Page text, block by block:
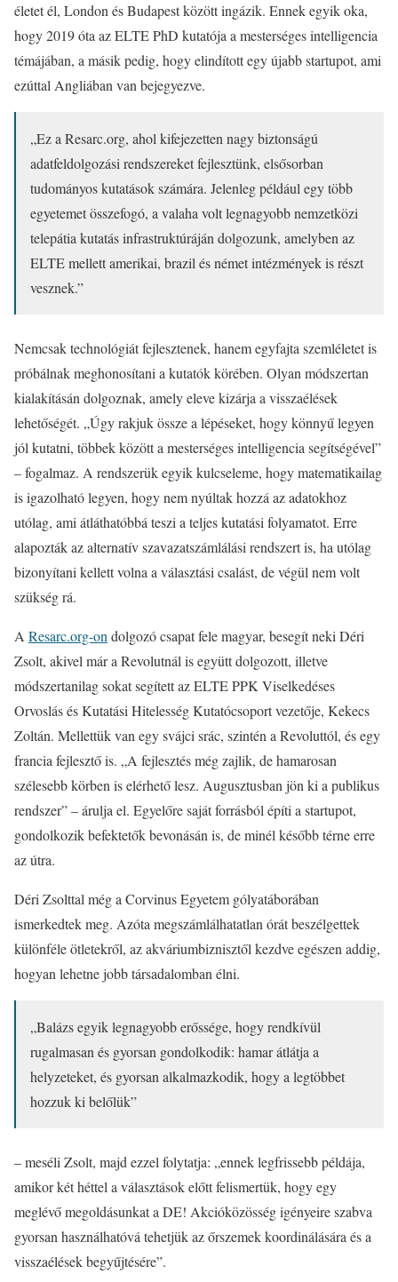
életet él, London és Budapest között ingázik. Ennek egyik oka,
hogy 2019 óta az ELTE PhD kutatója a mesterséges intelligencia
témájában, a másik pedig, hogy elindított egy újabb startupot, ami
ezúttal Angliában van bejegyezve.
„Ez a Resarc.org, ahol kifejezetten nagy biztonságú
adatfeldolgozási rendszereket fejlesztünk, elsősorban
tudományos kutatások számára. Jelenleg például egy több
egyetemet összefogó, a valaha volt legnagyobb nemzetközi
telepátia kutatás infrastruktúráján dolgozunk, amelyben az
ELTE mellett amerikai, brazil és német intézmények is részt
vesznek.”
Nemcsak technológiát fejlesztenek, hanem egyfajta szemléletet is
próbálnak meghonosítani a kutatók körében. Olyan módszertan
kialakításán dolgoznak, amely eleve kizárja a visszaélések
lehetőségét. „Úgy rakjuk össze a lépéseket, hogy könnyű legyen
jól kutatni, többek között a mesterséges intelligencia segítségével”
– fogalmaz. A rendszerük egyik kulcseleme, hogy matematikailag
is igazolható legyen, hogy nem nyúltak hozzá az adatokhoz
utólag, ami átláthatóbbá teszi a teljes kutatási folyamatot. Erre
alapozták az alternatív szavazatszámlálási rendszert is, ha utólag
bizonyítani kellett volna a választási csalást, de végül nem volt
szükség rá.
A Resarc.org-on dolgozó csapat fele magyar, besegít neki Déri
Zsolt, akivel már a Revolutnál is együtt dolgozott, illetve
módszertanilag sokat segített az ELTE PPK Viselkedéses
Orvoslás és Kutatási Hitelesség Kutatócsoport vezetője, Kekecs
Zoltán. Mellettük van egy svájci srác, szintén a Revoluttól, és egy
francia fejlesztő is. „A fejlesztés még zajlik, de hamarosan
szélesebb körben is elérhető lesz. Augusztusban jön ki a publikus
rendszer” – árulja el. Egyelőre saját forrásból építi a startupot,
gondolkozik befektetők bevonásán is, de minél később térne erre
az útra.
Déri Zsolttal még a Corvinus Egyetem gólyatáborában
ismerkedtek meg. Azóta megszámlálhatatlan órát beszélgettek
különféle ötletekről, az akváriumbiznisztől kezdve egészen addig,
hogyan lehetne jobb társadalomban élni.
„Balázs egyik legnagyobb erőssége, hogy rendkívül
rugalmasan és gyorsan gondolkodik: hamar átlátja a
helyzeteket, és gyorsan alkalmazkodik, hogy a legtöbbet
hozzuk ki belőlük”
– meséli Zsolt, majd ezzel folytatja: „ennek legfrissebb példája,
amikor két héttel a választások előtt felismertük, hogy egy
meglévő megoldásunkat a DE! Akcióközösség igényeire szabva
gyorsan használhatóvá tehetjük az őrszemek koordinálására és a
visszaélések begyűjtésére”.